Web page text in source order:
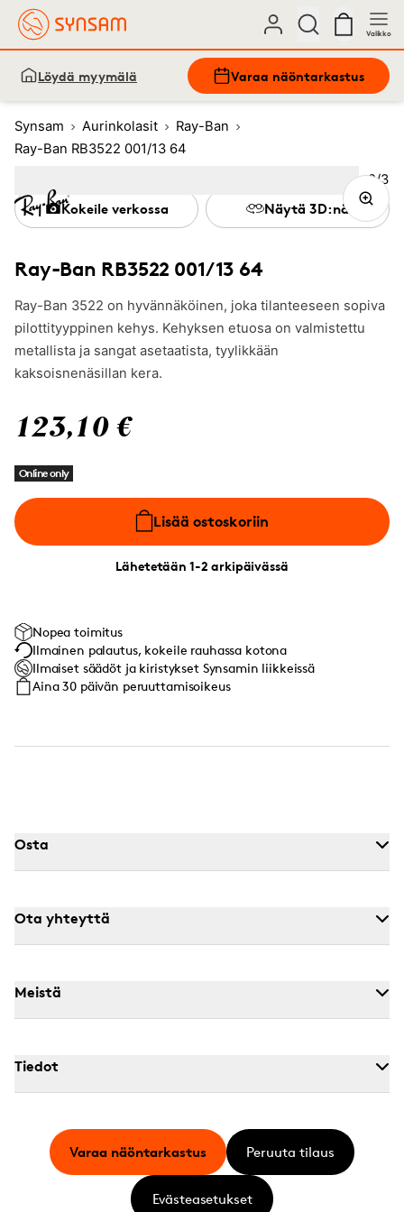
Valikko
Löydä myymälä Varaa näöntarkastus
Synsam Aurinkolasit
Ray-Ban
Ray-Ban RB3522 001/13 64
Ray-Ban RB3522 001/13 64
Ray-Ban 3522 on hyvännäköinen, joka tilanteeseen sopiva
pilottityyppinen kehys. Kehyksen etuosa on valmistettu
metallista ja sangat asetaatista, tyylikkään
kaksoisnenäsillan kera.
123,10 €
Online only
Lisää ostoskoriin
Lähetetään 1-2 arkipäivässä
Kokeile verkossa Näytä 3D:nä
Nopea toimitus
Ilmainen palautus, kokeile rauhassa kotona
Ilmaiset säädöt ja kiristykset Synsamin liikkeissä
Aina 30 päivän peruuttamisoikeus
Kuva
2/3
3
Osta
Ota yhteyttä
Meistä
Tiedot
Varaa näöntarkastus Peruuta tilaus
Evästeasetukset